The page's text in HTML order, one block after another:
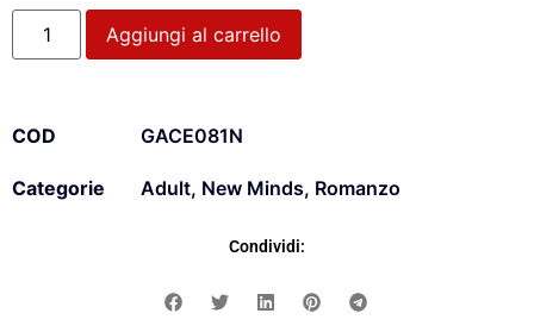
Aggiungi al carrello
COD GACE081N
Categorie Adult, New Minds, Romanzo
Condividi: